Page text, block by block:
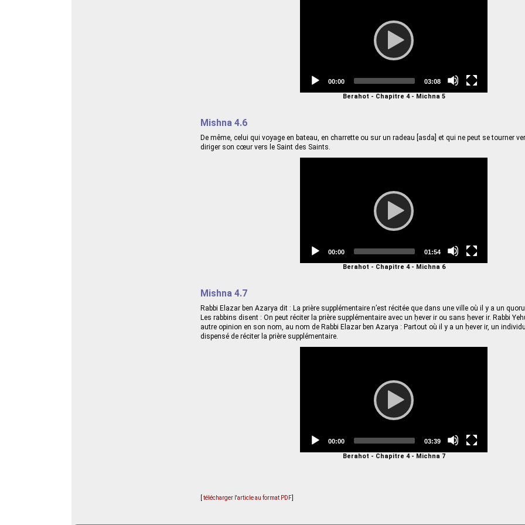
Current
00:00
Total
03:08
Berahot - Chapitre 4 - Michna 5
Mishna 4.6
De même, celui qui voyage en bateau, en charrette ou sur un radeau [asda] et qui ne peut se tourner
diriger son cœur vers le Saint des Saints.
Current
00:00
Total
01:54
Berahot - Chapitre 4 - Michna 6
Mishna 4.7
Rabbi Elazar ben Azarya dit : La prière supplémentaire n’est récitée que dans une ville où il y a un
Les rabbins disent : On peut réciter la prière supplémentaire avec un ḥever ir ou sans ḥever ir. Rabbi
autre opinion en son nom, au nom de Rabbi Elazar ben Azarya : Partout où il y a un ḥever ir, un
dispensé de réciter la prière supplémentaire.
Current
00:00
Total
03:39
Berahot - Chapitre 4 - Michna 7
télécharger l'article au format PDF